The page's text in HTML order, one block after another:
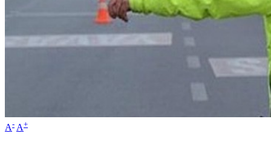
A- A+